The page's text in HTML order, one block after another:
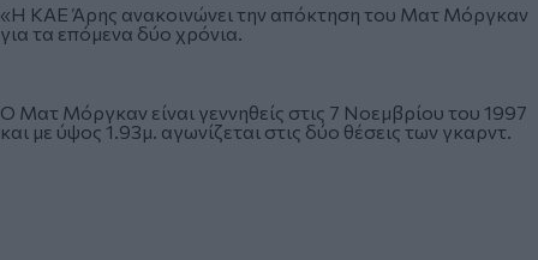
«Η ΚΑΕ Άρης ανακοινώνει την απόκτηση του Ματ Μόργκαν
για τα επόμενα δύο χρόνια.
Ο Ματ Μόργκαν είναι γεννηθείς στις 7 Νοεμβρίου του 1997
και με ύψος 1.93μ. αγωνίζεται στις δύο θέσεις των γκαρντ.